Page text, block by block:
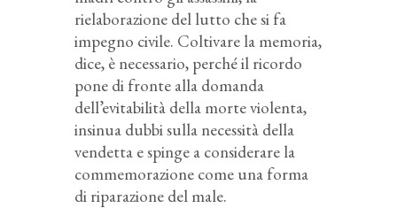
rielaborazione del lutto che si fa
impegno civile. Coltivare la memoria,
dice, è necessario, perché il ricordo
pone di fronte alla domanda
dell’evitabilità della morte violenta,
insinua dubbi sulla necessità della
vendetta e spinge a considerare la
commemorazione come una forma
di riparazione del male.